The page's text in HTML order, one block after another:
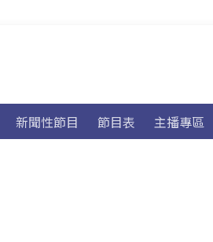
新聞性節目 節目表 主播專區